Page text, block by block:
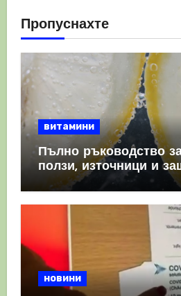
Пропуснахте
витамини
Пълно ръководство
ползи, източници и
имунната система
новини